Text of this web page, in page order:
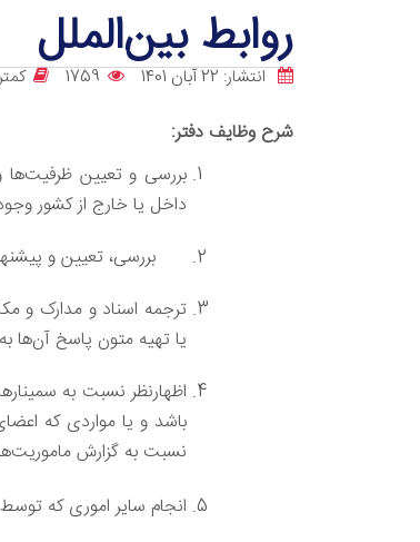
روابط بین‌الملل
انتشار: 22 آبان 1401 1759
شرح وظایف دفتر:
بررسی و تعيين ظرفيت‌ها
داخل يا خارج از کشور
بررسی، تعيين و
ترجمه اسناد و مدارک و
يا تهيه متون پاسخ آن‌ها
اظهارنظر نسبت به
باشد و يا مواردی که
نسبت به گزارش ماموريت‌های خارجی که بايد ظرف
انجام ساير اموری که